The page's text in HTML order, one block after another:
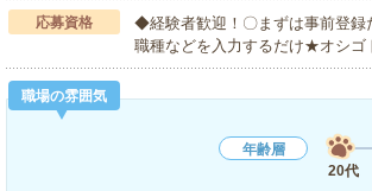
応募資格
◆経験者歓迎！〇まずは事前登録
職種などを入力するだけ★オシ
職場の雰囲気
年齢層
20代